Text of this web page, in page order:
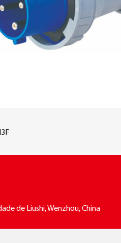
de Liushi, Wenzhou, China